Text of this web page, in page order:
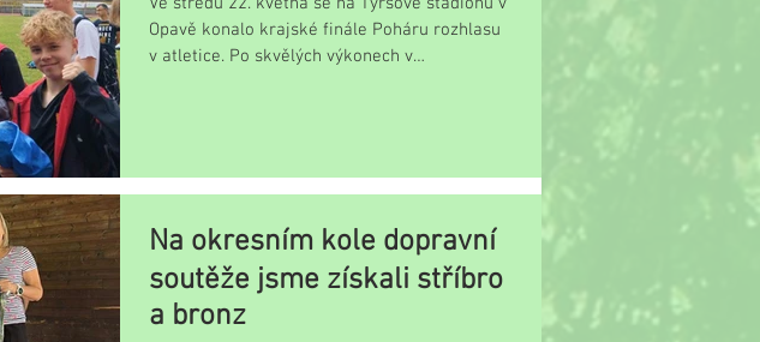
Opavě konalo krajské finále Poháru rozhlasu
v atletice. Po skvělých výkonech v
Na okresním kole dopravní
soutěže jsme získali stříbro
a bronz